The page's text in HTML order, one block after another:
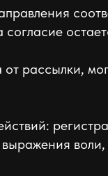
согласие
рассылки,